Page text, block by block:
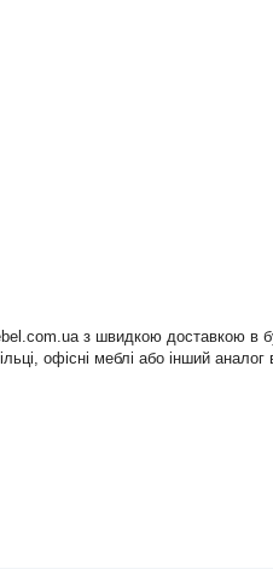
з швидкою доставкою в
офісні меблі або інший